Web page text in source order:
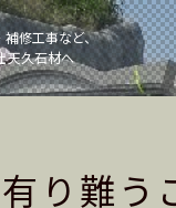
補修工事など、
天久石材へ
り難う